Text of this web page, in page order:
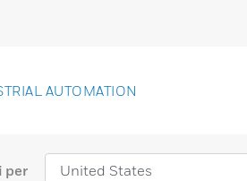
AUTOMATION
per